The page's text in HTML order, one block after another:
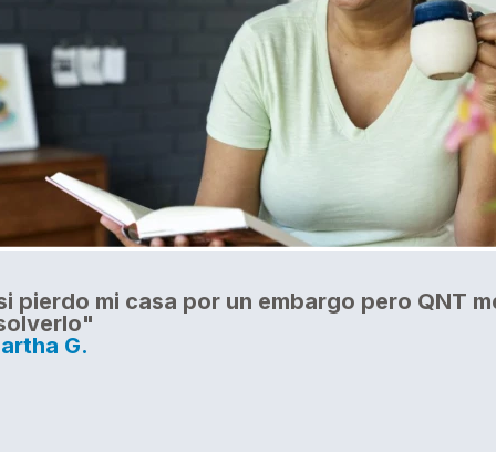
pierdo mi casa por un embargo pero QNT
G.